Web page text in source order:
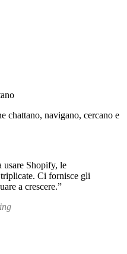
chattano, navigano, cercano e
usare Shopify, le
Ci fornisce gli
a crescere.